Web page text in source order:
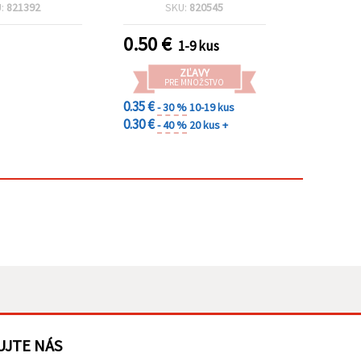
821392 SKU: 820545
0.50€ 1-9 kus
ZĽAVY
PRE MNOŽSTVO
0.35 €- 30 %10-19 kus
0.30 €- 40 % 20 kus +
NÁS